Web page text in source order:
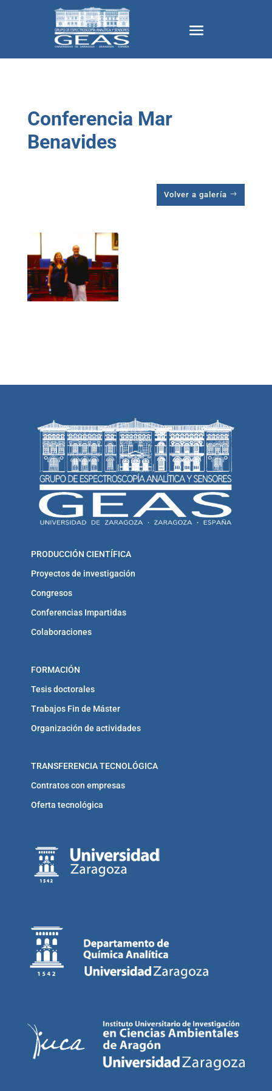
Conferencia Mar
Benavides
Volver a galería
PRODUCCIÓN CIENTÍFICA
Proyectos de investigación
Congresos
Conferencias Impartidas
Colaboraciones
FORMACIÓN
Tesis doctorales
Trabajos Fin de Máster
Organización de actividades
TRANSFERENCIA TECNOLÓGICA
Contratos con empresas
Oferta tecnológica